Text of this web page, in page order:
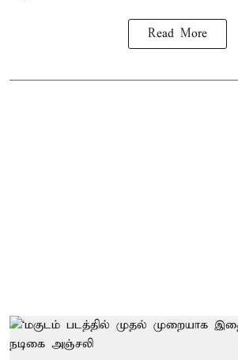
Read More